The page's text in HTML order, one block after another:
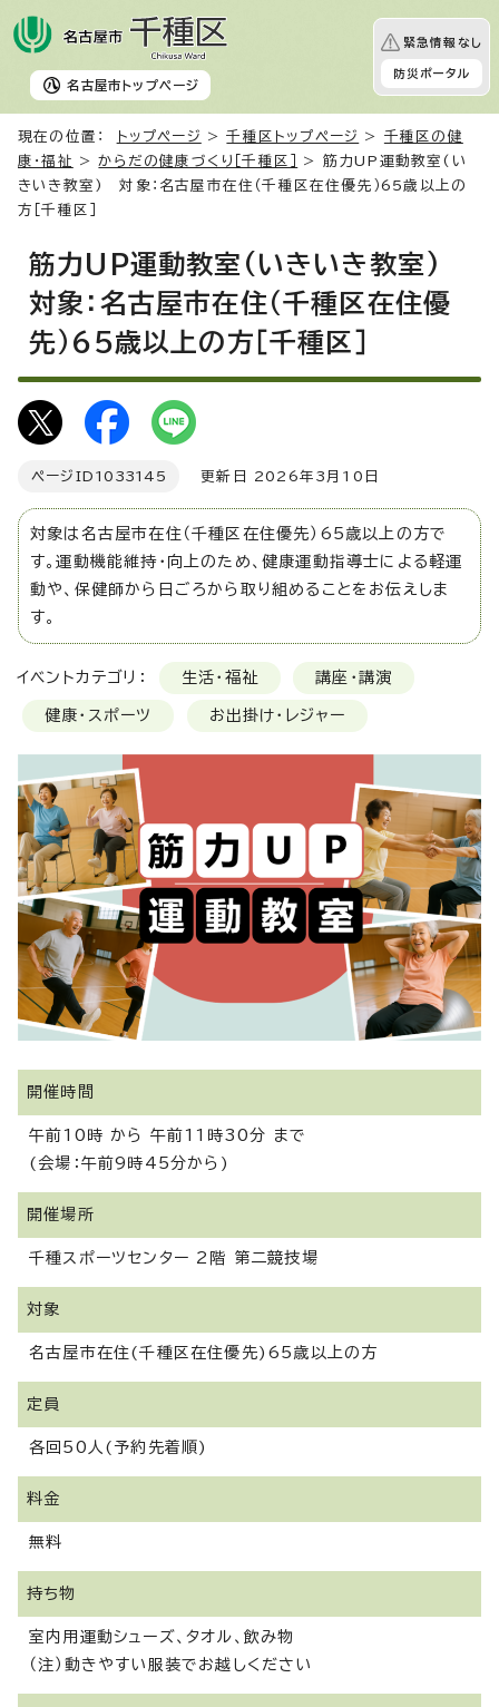
名古屋市 トップページ
緊急情報なし
防災ポータル
現在の位置： トップページ >千種区トップページ > 千種区の健
康・福祉
>からだの健康づくり［千種区］
> 筋力UP運動教室(い
きいき教室) 対象：名古屋市在住（千種区在住優先）65歳以上の
方［千種区］
筋力UP運動教室(いきいき教室)
対象：名古屋市在住（千種区在住優
先）65歳以上の方［千種区］
ページID 1033145 更新日 2026年3月10日
対象は名古屋市在住（千種区在住優先）65歳以上の方で
す。運動機能維持・向上のため、健康運動指導士による軽運
動や、保健師から日ごろから取り組めることをお伝えしま
す。
イベントカテゴリ： 生活・福祉 講座・講演
健康・スポーツ お出掛け・レジャー
開催時間
午前10時 から 午前11時30分 まで
(会場：午前9時45分から)
開催場所
千種スポーツセンター 2階 第二競技場
対象
名古屋市在住(千種区在住優先)65歳以上の方
定員
各回50人(予約先着順)
料金
無料
持ち物
室内用運動シューズ、タオル、飲み物
（注）動きやすい服装でお越しください